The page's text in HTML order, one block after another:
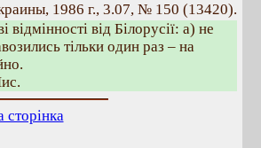
1986 г., 3.07, № 150 (13420).
від Білорусії: а) не
тільки один раз – на
сторінка